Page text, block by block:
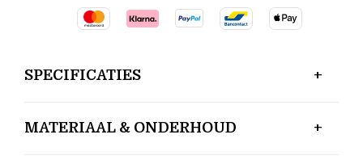
SPECIFICATIES
MATERIAAL & ONDERHOUD